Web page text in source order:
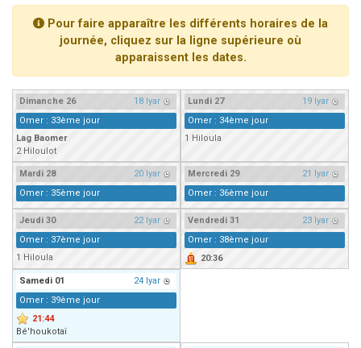
6 personnes viennent de nous rejoindre sur WhatsApp
Pour faire apparaître les différents horaires de la
journée, cliquez sur la ligne supérieure où
apparaissent les dates.
Dimanche 26
18 Iyar
Omer : 33ème jour
Lag Baomer
2 Hiloulot
Lundi 27
19 Iyar
Omer : 34ème jour
1 Hiloula
Mardi 28
20 Iyar
Omer : 35ème jour
Mercredi 29
21 Iyar
Omer : 36ème jour
Jeudi 30
22 Iyar
Omer : 37ème jour
1 Hiloula
Vendredi 31
23 Iyar
Omer : 38ème jour
20:36
Samedi 01
24 Iyar
Omer : 39ème jour
21:44
Bé'houkotaï